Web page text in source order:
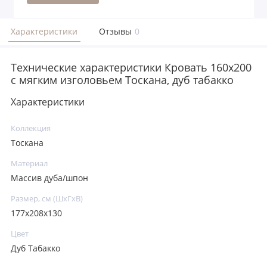
Характеристики Отзывы 0
Технические характеристики Кровать 160x200
с мягким изголовьем Тоскана, дуб табакко
Характеристики
Коллекция
Тоскана
Материал
Массив дуба/шпон
Размер, см (ШхГхВ)
177х208х130
Цвет
Дуб Табакко